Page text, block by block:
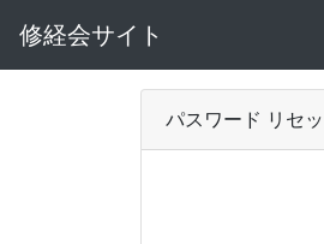
修経会サイト
パスワード リセッ